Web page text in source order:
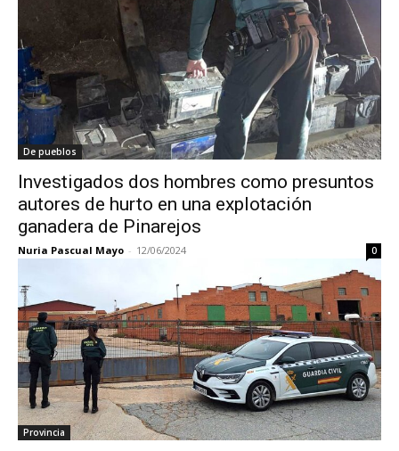
De pueblos
Investigados dos hombres como presuntos
autores de hurto en una explotación
ganadera de Pinarejos
Nuria Pascual Mayo - 12/06/2024 0
Provincia